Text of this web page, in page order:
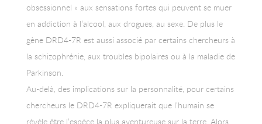
obsessionnel » aux sensations fortes qui peuvent se muer
en addiction à l’alcool, aux drogues, au sexe. De plus le
gène DRD4-7R est aussi associé par certains chercheurs à
la schizophrénie, aux troubles bipolaires ou à la maladie de
Parkinson.
Au-delà, des implications sur la personnalité, pour certains
chercheurs le DRD4-7R expliquerait que l’humain se
révèle être l’espèce la plus aventureuse sur la terre. Alors